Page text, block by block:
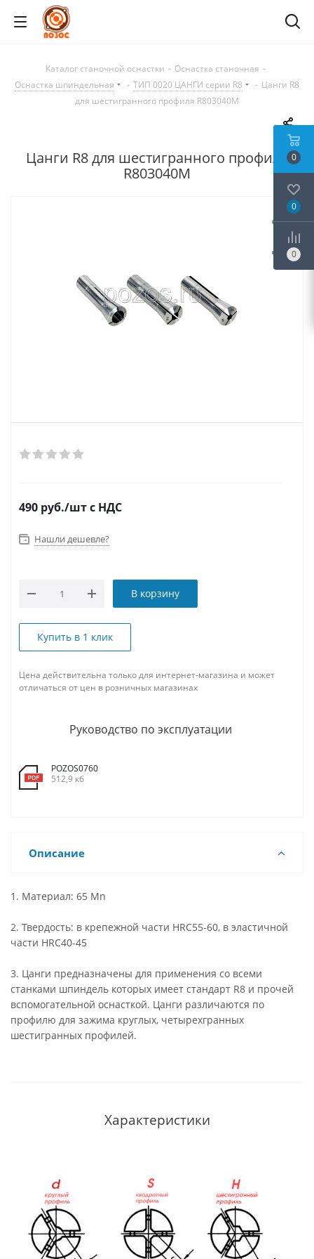
Каталог станочной оснастки - Оснастка станочная -
Оснастка шпиндельная
- ТИП 0020 ЦАНГИ серии R8 - Цанги R8
для шестигранного профиля R803040M
Цанги R8 для шестигранного профиля
R803040M
490 руб./штс НДС
Нашли дешевле?
В корзину
Купить в 1 клик
Цена действительна только для интернет-магазина и может
отличаться от цен в розничных магазинах
Руководство по эксплуатации
POZOS0760
512,9 кб
Описание
1. Материал: 65 Mn
2. Твердость: в крепежной части HRC55-60, в эластичной
части HRC40-45
3. Цанги предназначены для применения со всеми
станками шпиндель которых имеет стандарт R8 и прочей
вспомогательной оснасткой. Цанги различаются по
профилю для зажима круглых, четырехгранных
шестигранных профилей.
Характеристики
0
0
0